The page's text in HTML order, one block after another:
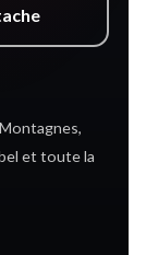
et toute la